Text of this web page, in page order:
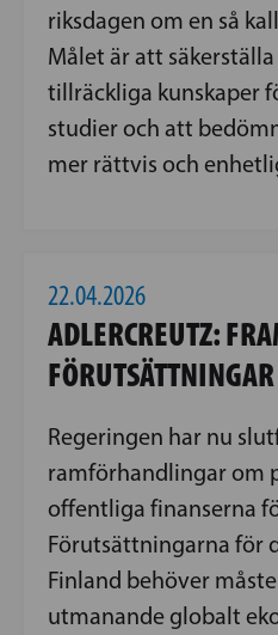
riksdagen om en så
Målet är att
tillräckliga kunskaper
studier och att
mer rättvis och
22.04.2026
ADLERCREUTZ:
Regeringen har nu
ramförhandlingar om
offentliga finanserna
Förutsättningarna för
Finland behöver
utmanande globalt